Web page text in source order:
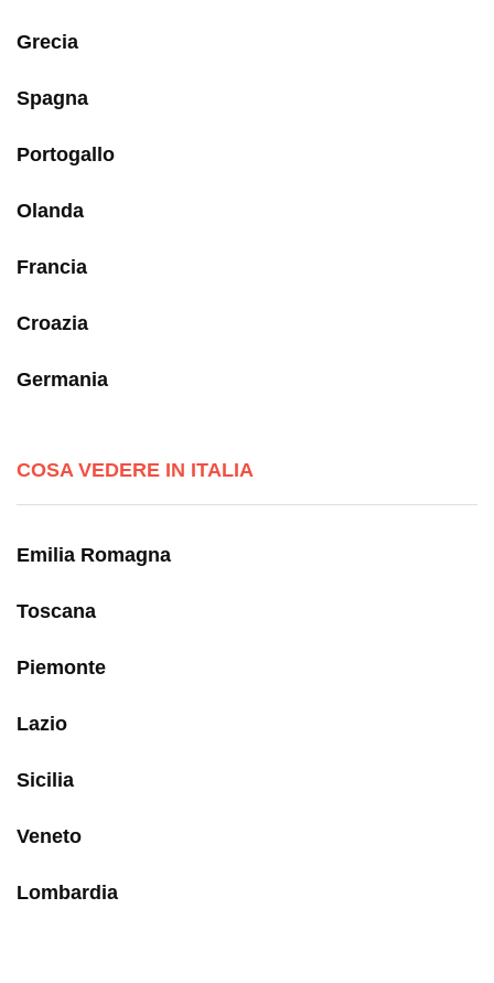
Grecia
Spagna
Portogallo
Olanda
Francia
Croazia
Germania
COSA VEDERE IN ITALIA
Emilia Romagna
Toscana
Piemonte
Lazio
Sicilia
Veneto
Lombardia